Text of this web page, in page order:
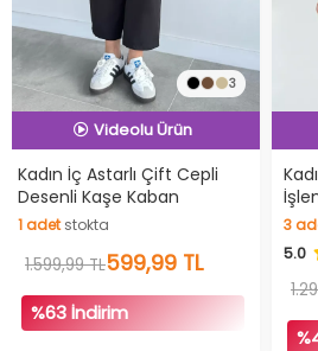
3
İndirimli Ürün
Hızlı Teslimat
Videolu Ürün
Kadın İç Astarlı Çift Cepli
Desenli Kaşe Kaban
1adetstokta
adet stokta
1.599,99 TL599,99 TL
%63 İndirim
3
3
5.0